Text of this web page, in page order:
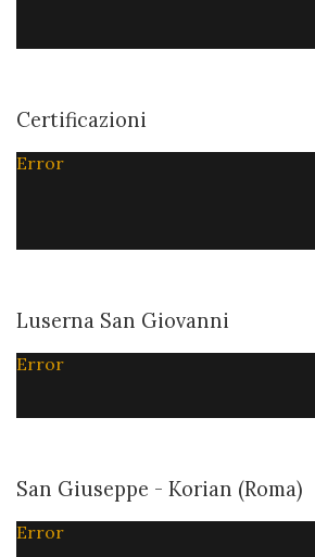
Certificazioni
Error
Luserna San Giovanni
Error
San Giuseppe - Korian (Roma)
Error